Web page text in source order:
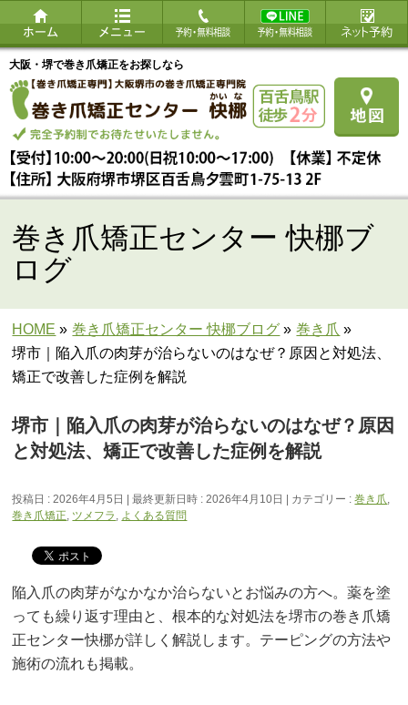
大阪・堺で巻き爪矯正をお探しなら
巻き爪矯正センター 快梛ブ
ログ
HOME » 巻き爪矯正センター 快梛ブログ » 巻き爪 »
堺市｜陥入爪の肉芽が治らないのはなぜ？原因と対処法、
矯正で改善した症例を解説
堺市｜陥入爪の肉芽が治らないのはなぜ？原因
と対処法、矯正で改善した症例を解説
投稿日 : 2026年4月5日 最終更新日時 : 2026年4月10日 カテゴリー :巻き爪
巻き爪矯正 ツメフラ よくある質問
陥入爪の肉芽がなかなか治らないとお悩みの方へ。薬を塗
っても繰り返す理由と、根本的な対処法を堺市の巻き爪矯
正センター快梛が詳しく解説します。テーピングの方法や
施術の流れも掲載。